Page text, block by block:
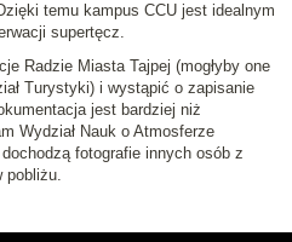
temu kampus CCU jest idealnym
supertęcz.
Radzie Miasta Tajpej (mogłyby one
Turystyki) i wystąpić o zapisanie
jest bardziej niż
Wydział Nauk o Atmosferze
fotografie innych osób z
pobliżu.